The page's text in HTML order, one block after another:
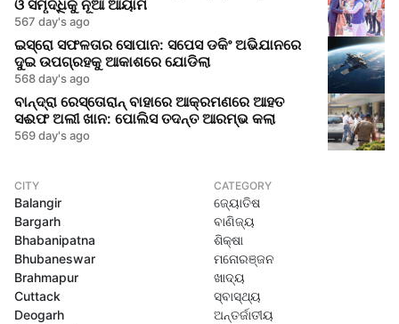
ଓ ସମୃଦ୍ଧିକୁ ନୂଆ ଆୟାମ
567 day's ago
ଇସ୍ରୋ ସଫଳତାର ସୋପାନ: ସପେସ ଡକିଂ ଅଭିଯାନରେ
ଦୁଇ ଉପଗ୍ରହକୁ ଆକାଶରେ ଯୋଡିଲା
568 day's ago
ବାନ୍ଦ୍ରା ରେସ୍ତୋରାନ୍ ବାହାରେ ଆକ୍ରମଣରେ ଆହତ
ସଈଫ ଅଲୀ ଖାନ: ପୋଲିସ ତଦନ୍ତ ଆରମ୍ଭ କଲା
569 day's ago
CITY
Balangir
Bargarh
Bhabanipatna
Bhubaneswar
Brahmapur
Cuttack
Deogarh
CATEGORY
ଜ୍ୟୋତିଷ
ବାଣିଜ୍ୟ
ଶିକ୍ଷା
ମନୋରଞ୍ଜନ
ଖାଦ୍ୟ
ସ୍ବାସ୍ଥ୍ୟ
ଅନ୍ତର୍ଜାତୀୟ